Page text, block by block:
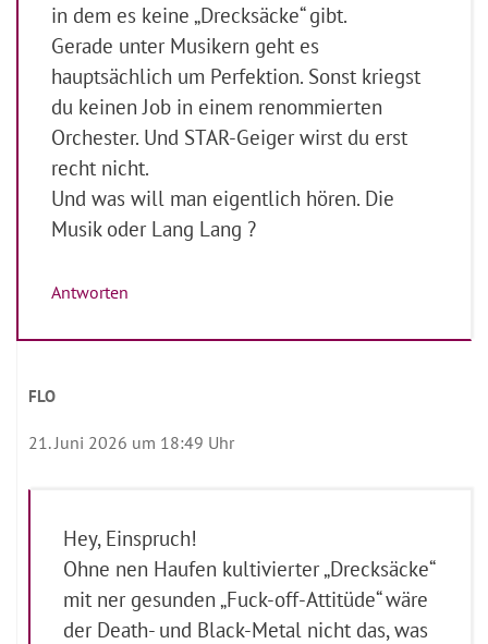
in dem es keine „Drecksäcke“ gibt.
Gerade unter Musikern geht es
hauptsächlich um Perfektion. Sonst kriegst
du keinen Job in einem renommierten
Orchester. Und STAR-Geiger wirst du erst
recht nicht.
Und was will man eigentlich hören. Die
Musik oder Lang Lang ?
Antworten
FLO
21. Juni 2026 um 18:49 Uhr
Hey, Einspruch!
Ohne nen Haufen kultivierter „Drecksäcke“
mit ner gesunden „Fuck-off-Attitüde“ wäre
der Death- und Black-Metal nicht das, was